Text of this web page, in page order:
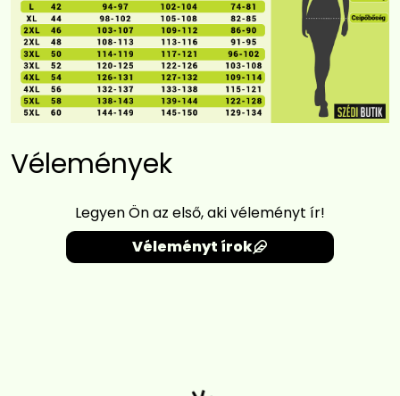
Vélemények
Legyen Ön az első, aki véleményt ír!
Véleményt írok